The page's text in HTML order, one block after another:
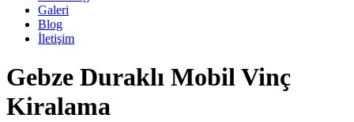
Galeri
Blog
İletişim
Gebze Duraklı Mobil Vinç
Kiralama